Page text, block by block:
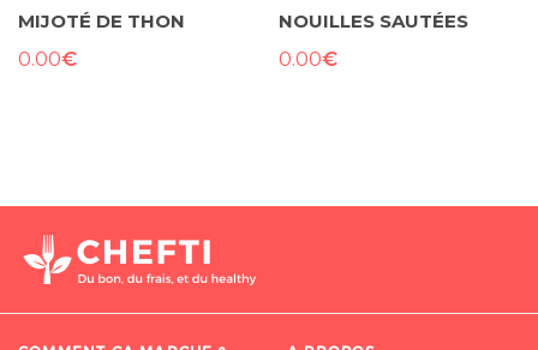
MIJOTÉ DE THON
0.00€
NOUILLES SAUTÉES
0.00€